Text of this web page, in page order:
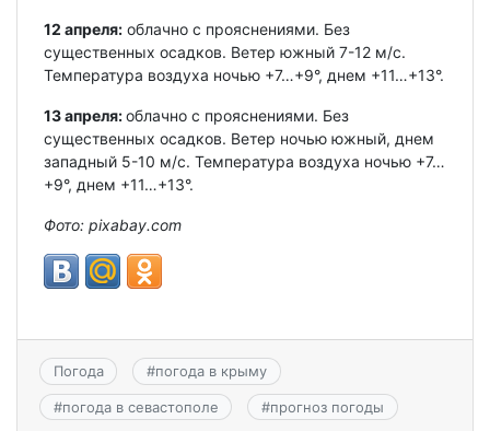
12 апреля: облачно с прояснениями. Без
существенных осадков. Ветер южный 7-12 м/с.
Температура воздуха ночью +7…+9°, днем +11…+13°.
13 апреля:облачно с прояснениями. Без
существенных осадков. Ветер ночью южный, днем
западный 5-10 м/с. Температура воздуха ночью +7…
+9°, днем +11…+13°.
Фото: pixabay.com
Погода #погода в крыму
#погода в севастополе #прогноз погоды